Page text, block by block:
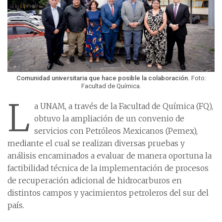
Comunidad universitaria que hace posible la colaboración. Foto:
Facultad de Química.
L a UNAM, a través de la Facultad de Química (FQ),
obtuvo la ampliación de un convenio de
servicios con Petróleos Mexicanos (Pemex),
mediante el cual se realizan diversas pruebas y
análisis encaminados a evaluar de manera oportuna la
factibilidad técnica de la implementación de procesos
de recuperación adicional de hidrocarburos en
distintos campos y yacimientos petroleros del sur del
país.